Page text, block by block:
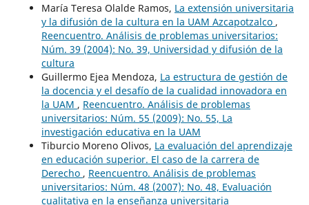
María Teresa Olalde Ramos, La extensión universitaria
y la difusión de la cultura en la UAM Azcapotzalco ,
Reencuentro. Análisis de problemas universitarios:
Núm. 39 (2004): No. 39, Universidad y difusión de la
cultura
Guillermo Ejea Mendoza, La estructura de gestión de
la docencia y el desafío de la cualidad innovadora en
la UAM , Reencuentro. Análisis de problemas
universitarios: Núm. 55 (2009): No. 55, La
investigación educativa en la UAM
Tiburcio Moreno Olivos, La evaluación del aprendizaje
en educación superior. El caso de la carrera de
Derecho , Reencuentro. Análisis de problemas
universitarios: Núm. 48 (2007): No. 48, Evaluación
cualitativa en la enseñanza universitaria